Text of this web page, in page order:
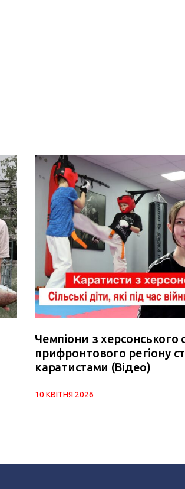
Чемпіони з херсонського
прифронтового регіону
каратистами (Відео)
10 КВІТНЯ 2026